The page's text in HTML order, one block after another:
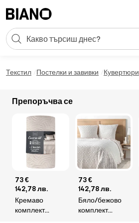
Търсене
Текстил Постелки и завивки Кувертюри
Препоръчва се
73 €
142,78 лв.
Кремаво
комплект
73 €
142,78 лв.
Бяло/бежово
комплект